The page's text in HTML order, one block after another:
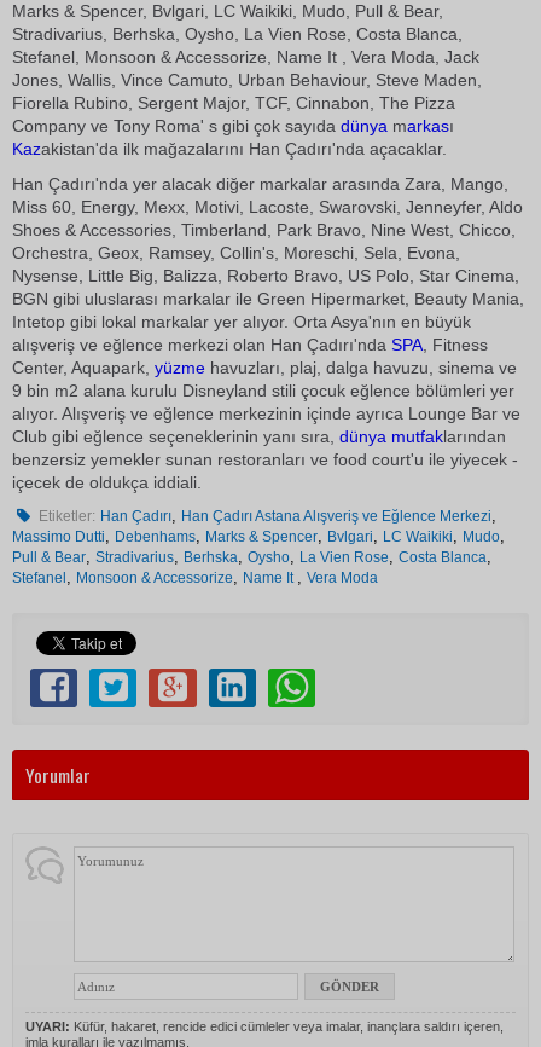
Marks & Spencer, Bvlgari, LC Waikiki, Mudo, Pull & Bear,
Stradivarius, Berhska, Oysho, La Vien Rose, Costa Blanca,
Stefanel, Monsoon & Accessorize, Name It , Vera Moda, Jack
Jones, Wallis, Vince Camuto, Urban Behaviour, Steve Maden,
Fiorella Rubino, Sergent Major, TCF, Cinnabon, The Pizza
Company ve Tony Roma' s gibi çok sayıda dünya markası
Kazakistan'da ilk mağazalarını Han Çadırı'nda açacaklar.
Han Çadırı'nda yer alacak diğer markalar arasında Zara, Mango,
Miss 60, Energy, Mexx, Motivi, Lacoste, Swarovski, Jenneyfer, Aldo
Shoes & Accessories, Timberland, Park Bravo, Nine West, Chicco,
Orchestra, Geox, Ramsey, Collin's, Moreschi, Sela, Evona,
Nysense, Little Big, Balizza, Roberto Bravo, US Polo, Star Cinema,
BGN gibi uluslarası markalar ile Green Hipermarket, Beauty Mania,
Intetop gibi lokal markalar yer alıyor. Orta Asya'nın en büyük
alışveriş ve eğlence merkezi olan Han Çadırı'nda SPA , Fitness
Center, Aquapark, yüzme havuzları, plaj, dalga havuzu, sinema ve
9 bin m2 alana kurulu Disneyland stili çocuk eğlence bölümleri yer
alıyor. Alışveriş ve eğlence merkezinin içinde ayrıca Lounge Bar ve
Club gibi eğlence seçeneklerinin yanı sıra, dünya mutfaklarından
benzersiz yemekler sunan restoranları ve food court'u ile yiyecek -
içecek de oldukça iddiali.
Etiketler: Han Çadırı, Han Çadırı Astana Alışveriş ve Eğlence Merkezi,
Massimo Dutti, Debenhams, Marks & Spencer, Bvlgari, LC Waikiki, Mudo,
Pull & Bear, Stradivarius, Berhska, Oysho, La Vien Rose, Costa Blanca,
Stefanel , Monsoon & Accessorize, Name It , Vera Moda
Yorumlar
UYARI: Küfür, hakaret, rencide edici cümleler veya imalar, inançlara saldırı içeren,
imla kuralları ile yazılmamış,